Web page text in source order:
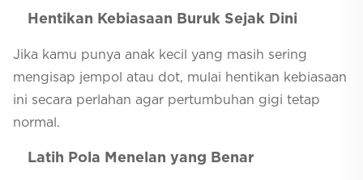
Hentikan Kebiasaan Buruk Sejak Dini
Jika kamu punya anak kecil yang masih sering
mengisap jempol atau dot, mulai hentikan kebiasaan
ini secara perlahan agar pertumbuhan gigi tetap
normal.
Latih Pola Menelan yang Benar